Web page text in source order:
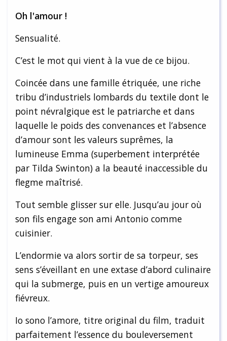
Oh l'amour !
Sensualité.
C’est le mot qui vient à la vue de ce bijou.
Coincée dans une famille étriquée, une riche
tribu d’industriels lombards du textile dont le
point névralgique est le patriarche et dans
laquelle le poids des convenances et l’absence
d’amour sont les valeurs suprêmes, la
lumineuse Emma (superbement interprétée
par Tilda Swinton) a la beauté inaccessible du
flegme maîtrisé.
Tout semble glisser sur elle. Jusqu’au jour où
son fils engage son ami Antonio comme
cuisinier.
L’endormie va alors sortir de sa torpeur, ses
sens s’éveillant en une extase d’abord culinaire
qui la submerge, puis en un vertige amoureux
fiévreux.
Io sono l’amore, titre original du film, traduit
parfaitement l’essence du bouleversement